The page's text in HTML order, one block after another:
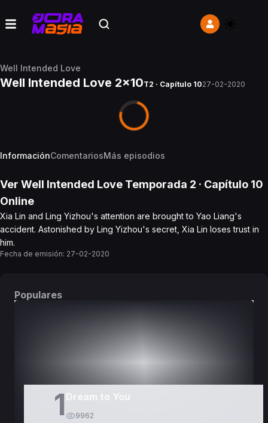
Well Intended Love
Well Intended Love 2x10T2 · Capítulo 1027-02-2020
InformaciónComentariosMás episodios
Ver Well Intended Love Temporada 2 · Capítulo 10
Online
Xia Lin and Ling Yizhou's attention are brought to Yao Liang's
accident. Astonished by Ling Yizhou's secret, Xia Lin loses trust in
him.
Fecha de emisión: 27-02-2020
Populares
1 Dream to You
9962